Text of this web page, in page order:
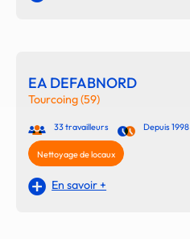
EA DEFABNORD
Tourcoing (59)
33 travailleurs Depuis 1998
Nettoyage de locaux
En savoir +